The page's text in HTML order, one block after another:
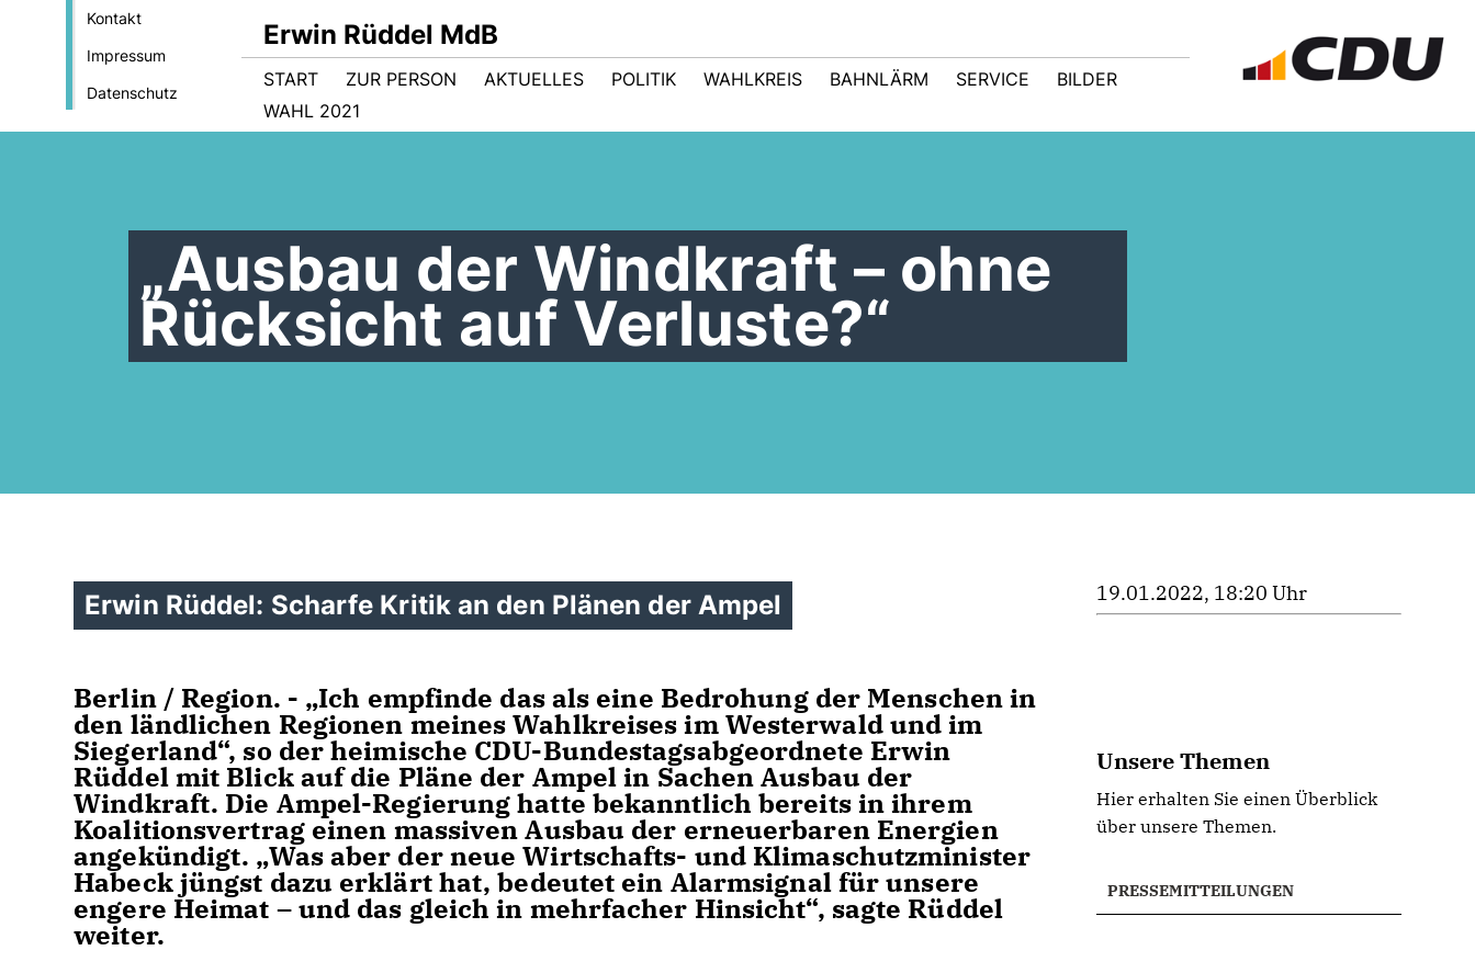
Kontakt
Impressum
Datenschutz
Erwin Rüddel MdB
START ZUR PERSON AKTUELLES POLITIK WAHLKREIS BAHNLÄRM SERVICE
BILDER
WAHL 2021
Ausbau der Windkraft – ohne
Rücksicht auf Verluste?“
Erwin Rüddel: Scharfe Kritik an den Plänen der Ampel
Berlin / Region. - „Ich empfinde das als eine Bedrohung der Menschen in
den ländlichen Regionen meines Wahlkreises im Westerwald und im
Siegerland“, so der heimische CDU-Bundestagsabgeordnete Erwin
Rüddel mit Blick auf die Pläne der Ampel in Sachen Ausbau der
Windkraft. Die Ampel-Regierung hatte bekanntlich bereits in ihrem
Koalitionsvertrag einen massiven Ausbau der erneuerbaren Energien
angekündigt. „Was aber der neue Wirtschafts- und Klimaschutzminister
Habeck jüngst dazu erklärt hat, bedeutet ein Alarmsignal für unsere
engere Heimat – und das gleich in mehrfacher Hinsicht“, sagte Rüddel
weiter.
19.01.2022, 18:20 Uhr
Unsere Themen
Hier erhalten Sie einen Überblick
über unsere Themen.
PRESSEMITTEILUNGEN